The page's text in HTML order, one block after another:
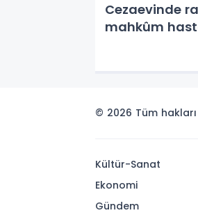
Cezaevinde
mahkûm
© 2026 Tüm
Kültür-Sanat
Ekonomi
Gündem